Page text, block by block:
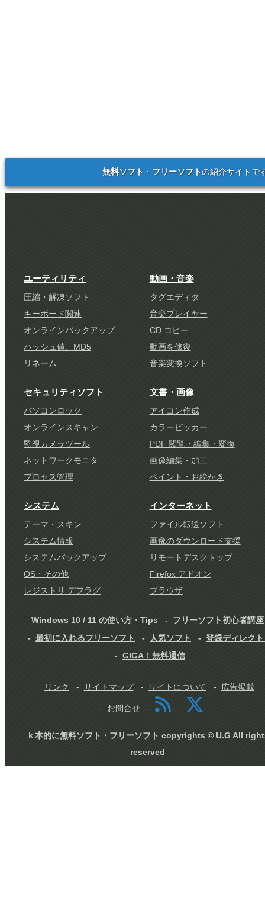
無料ソフト ・ フリーソフトの紹介サイトで
ユーティリティ
圧縮・解凍ソフト
キーボード関連
オンラインバックアップ
ハッシュ値、MD5
リネーム
動画・音楽
タグエディタ
音楽プレイヤー
CD コピー
動画を修復
音楽変換ソフト
セキュリティソフト
パソコンロック
オンラインスキャン
監視カメラツール
ネットワークモニタ
プロセス管理
文書・画像
アイコン作成
カラーピッカー
PDF 閲覧・編集・変換
画像編集・加工
ペイント・お絵かき
システム
テーマ・スキン
システム情報
システムバックアップ
OS・その他
レジストリ デフラグ
インターネット
ファイル転送ソフト
画像のダウンロード支援
リモートデスクトップ
Firefox アドオン
ブラウザ
Windows 10 / 11 の使い方・Tips
フリーソフト初心者講座
最初に入れるフリーソフト
人気ソフト
登録ディレク
GIGA！無料通信
リンク サイトマップ サイトについて 広告掲載
お問合せ
ｋ本的に無料ソフト・フリーソフト copyrights © U.G All
reserved